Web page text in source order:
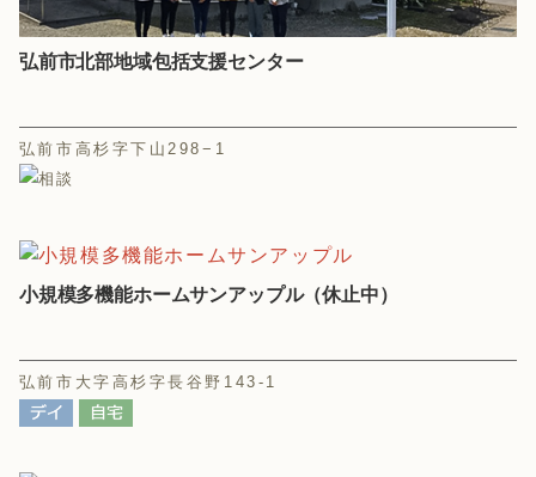
弘前市北部地域包括支援センター
弘前市高杉字下山298−1
小規模多機能ホームサンアップル（休止中）
弘前市大字高杉字長谷野143-1